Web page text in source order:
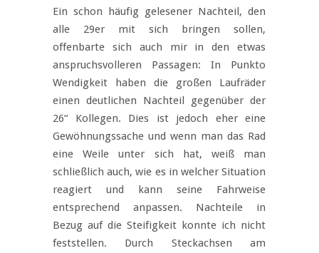
Ein schon häufig gelesener Nachteil, den
alle 29er mit sich bringen sollen,
offenbarte sich auch mir in den etwas
anspruchsvolleren Passagen: In Punkto
Wendigkeit haben die großen Laufräder
einen deutlichen Nachteil gegenüber der
26“ Kollegen. Dies ist jedoch eher eine
Gewöhnungssache und wenn man das Rad
eine Weile unter sich hat, weiß man
schließlich auch, wie es in welcher Situation
reagiert und kann seine Fahrweise
entsprechend anpassen. Nachteile in
Bezug auf die Steifigkeit konnte ich nicht
feststellen. Durch Steckachsen am